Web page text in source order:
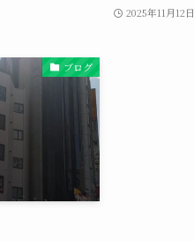
2025年11月12日
ブログ